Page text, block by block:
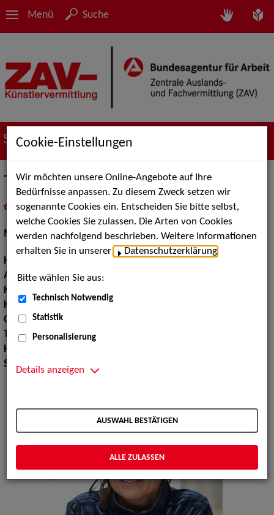
Menü Suche
Suche nach Künstler*innen
Tine Kiefl
als PDF speichern
inMeine Merklistelegen
Models / Werbung:Fotomodell
Haarfarbe:
Augenfarbe:braun
Körpergröße:
Konfektionsgröße:
Oberweite:99
Taille:
80
Hüfte:
Schuhgröße:
40
Cookie-Einstellungen
Wir möchten unsere Online-Angebote auf Ihre
Bedürfnisse anpassen. Zu diesem Zweck setzen wir
sogenannte Cookies ein. Entscheiden Sie bitte selbst,
welche Cookies Sie zulassen. Die Arten von Cookies
werden nachfolgend beschrieben. Weitere Informationen
erhalten Sie in unserer
Datenschutzerklärung
Bitte wählen Sie aus:
Technisch Notwendig
Statistik
Personalisierung
Details anzeigen
AUSWAHL BESTÄTIGEN
ALLE ZULASSEN